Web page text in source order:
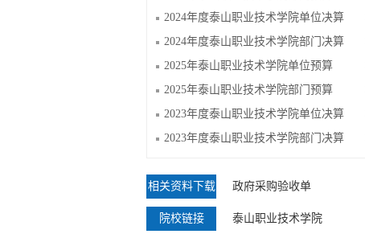
2024年度泰山职业技术学院单位决算
2024年度泰山职业技术学院部门决算
2025年泰山职业技术学院单位预算
2025年泰山职业技术学院部门预算
2023年度泰山职业技术学院单位决算
2023年度泰山职业技术学院部门决算
相关资料下载 政府采购验收单
院校链接 泰山职业技术学院